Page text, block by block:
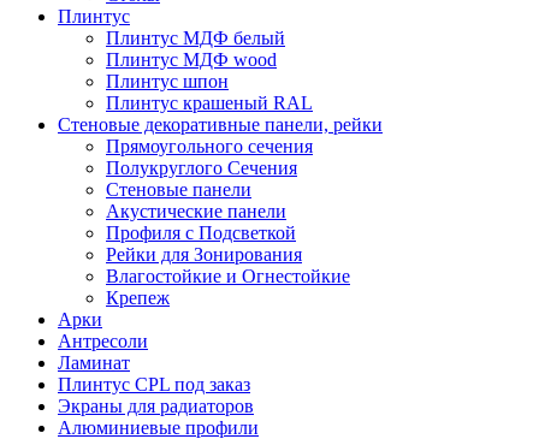
Плинтус
Плинтус МДФ белый
Плинтус МДФ wood
Плинтус шпон
Плинтус крашеный RAL
Стеновые декоративные панели, рейки
Прямоугольного сечения
Полукруглого Сечения
Стеновые панели
Акустические панели
Профиля с Подсветкой
Рейки для Зонирования
Влагостойкие и Огнестойкие
Крепеж
Арки
Антресоли
Ламинат
Плинтус CPL под заказ
Экраны для радиаторов
Алюминиевые профили